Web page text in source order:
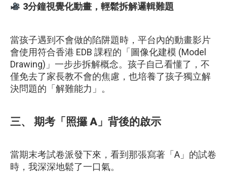
3分鐘視覺化動畫，輕鬆拆解邏輯難題
當孩子遇到不會做的陷阱題時，平台內的動畫影片
會使用符合香港 EDB 課程的「圖像化建模 (Model
Drawing)」一步步拆解概念。孩子自己看懂了，不
僅免去了家長教不會的焦慮，也培養了孩子獨立解
決問題的「解難能力」。
三、 期考「照攞 A」背後的啟示
當期末考試卷派發下來，看到那張寫著「A」的試卷
時，我深深地鬆了一口氣。